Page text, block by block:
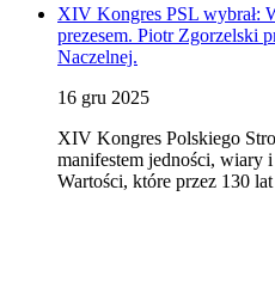
XIV Kongres PSL wybrał:
prezesem. Piotr Zgorzelski
Naczelnej.
16 gru 2025
XIV Kongres Polskiego
manifestem jedności, wiary
Wartości, które przez 130